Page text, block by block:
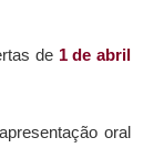
de 1 de abril
oral